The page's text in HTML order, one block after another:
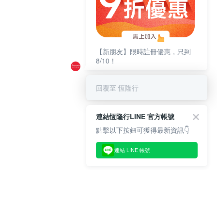
【新朋友】限時註冊優惠，只到
8/10！
回覆至 恆隆行
連結恆隆行LINE 官方帳號
點擊以下按鈕可獲得最新資訊👇
連結 LINE 帳號